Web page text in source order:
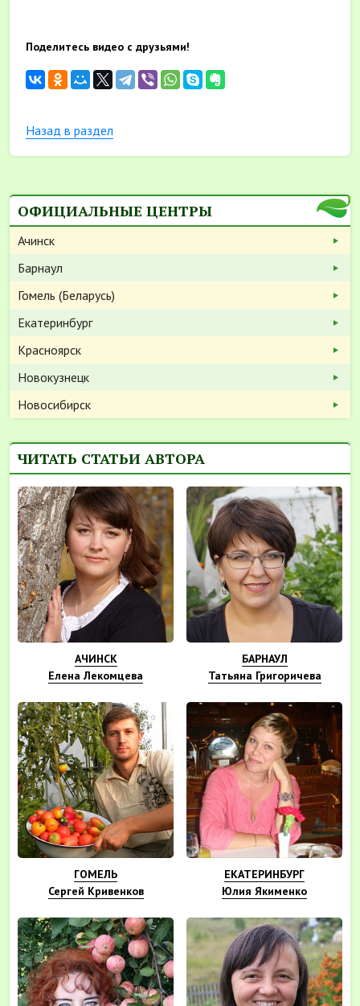
Поделитесь видео с друзьями!
Назад в раздел
ОФИЦИАЛЬНЫЕ ЦЕНТРЫ
Ачинск
Барнаул
Гомель (Беларусь)
Екатеринбург
Красноярск
Новокузнецк
Новосибирск
ЧИТАТЬ СТАТЬИ АВТОРА
АЧИНСК
Елена Лекомцева
БАРНАУЛ
Татьяна Григоричева
ГОМЕЛЬ
Сергей Кривенков
ЕКАТЕРИНБУРГ
Юлия Якименко